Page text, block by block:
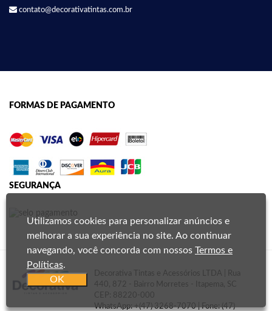
contato@decorativatintas.com.br
FORMAS DE PAGAMENTO
SEGURANÇA
Decorativa Tintas e Acessórios LTDA | Rua
440, 872 - Bairro Morretes - Itapema, SC
CEP: 88220-000
WhatsApp:+(47) 3268-7070| Fone: (47)
Utilizamos cookies para personalizar anúncios e
melhorar a sua experiência no site. Ao continuar
navegando, você concorda com nossos Termos e
Políticas.
OK